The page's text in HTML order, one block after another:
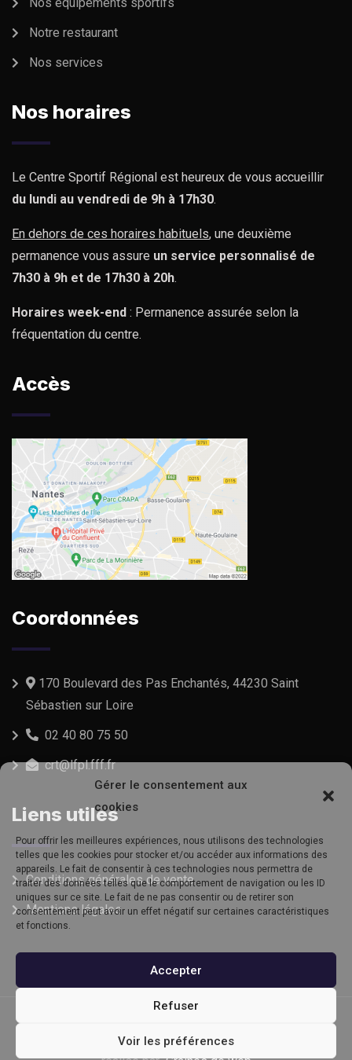
Gérer le consentement aux
cookies
Pour offrir les meilleures expériences, nous utilisons des technologies
telles que les cookies pour stocker et/ou accéder aux informations des
appareils. Le fait de consentir à ces technologies nous permettra de
traiter des données telles que le comportement de navigation ou les ID
uniques sur ce site. Le fait de ne pas consentir ou de retirer son
consentement peut avoir un effet négatif sur certaines caractéristiques
et fonctions.
Accepter
Refuser
Voir les préférences
Notre restaurant
Nos services
Nos horaires
Le Centre Sportif Régional est heureux de vous accueillir
du lundi au vendredi de 9h à 17h30.
En dehors de ces horaires habituels, une deuxième
permanence vous assure un service personnalisé de
7h30 à 9h et de 17h30 à 20h.
Horaires week-end : Permanence assurée selon la
fréquentation du centre.
Accès
Coordonnées
170 Boulevard des Pas Enchantés, 44230 Saint
Sébastien sur Loire
02 40 80 75 50
crt@lfpl.fff.fr
Liens utiles
Conditions générales de vente
Mentions légales
© Copyright CSR 2022. Tous droits réservés | Site